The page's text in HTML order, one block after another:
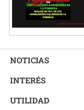
NOTICIAS
INTERÉS
UTILIDAD